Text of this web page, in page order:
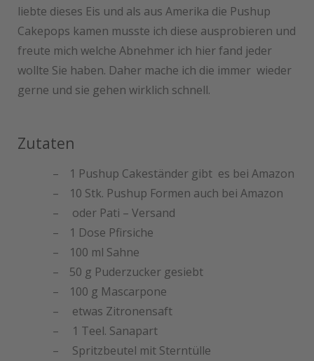
liebte dieses Eis und als aus Amerika die Pushup
Cakepops kamen musste ich diese ausprobieren und
freute mich welche Abnehmer ich hier fand jeder
wollte Sie haben. Daher mache ich die immer wieder
gerne und sie gehen wirklich schnell.
Zutaten
1 Pushup Cakeständer gibt es bei Amazon
10 Stk. Pushup Formen auch bei Amazon
oder Pati – Versand
1 Dose Pfirsiche
100 ml Sahne
50 g Puderzucker gesiebt
100 g Mascarpone
etwas Zitronensaft
1 Teel. Sanapart
Spritzbeutel mit Sterntülle